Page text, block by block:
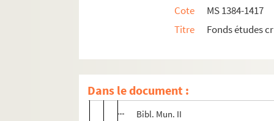
Cote
MS 1384-1417
Titre
Fonds études
Dans le document :
MS 1415. Critiques de mes travaux - Tome
Articles sur moi dans les annales de
Bibl. Municipale, Mémoires d'un
Mémorial Reissar, I, p. 215
Bibl. Mun. II